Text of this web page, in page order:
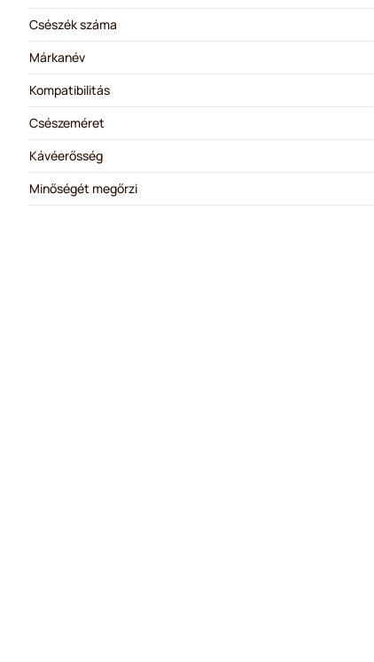
Csészék száma
Márkanév
Kompatibilitás
Csészeméret
Kávéerősség
Minőségét megőrzi